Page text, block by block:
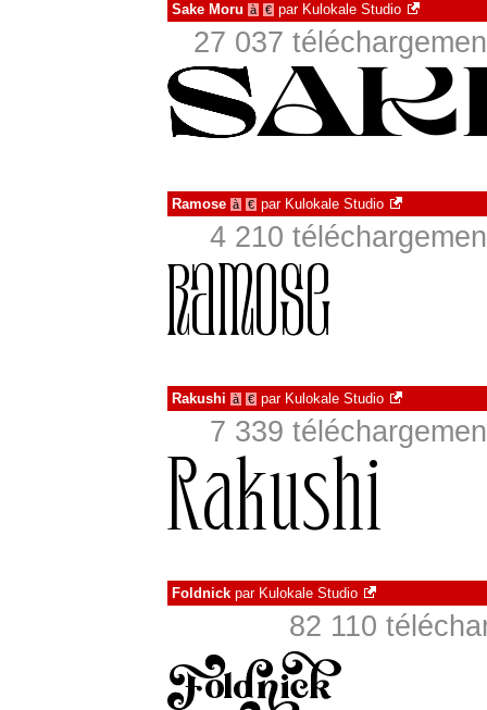
Sake Moru à € par Kulokale Studio
27 037
Ramose à € par Kulokale Studio
4 210
Rakushi à € par Kulokale Studio
7 339
Foldnick par Kulokale Studio
82 110